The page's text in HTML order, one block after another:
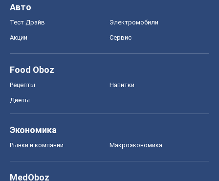
Авто
Тест Драйв Электромобили
Акции Сервис
Food Oboz
Рецепты Напитки
Диеты
Экономика
Рынки и компании Mакроэкономика
MedOboz